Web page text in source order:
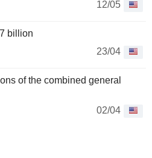
12/05
billion
23/04
of the combined general
02/04